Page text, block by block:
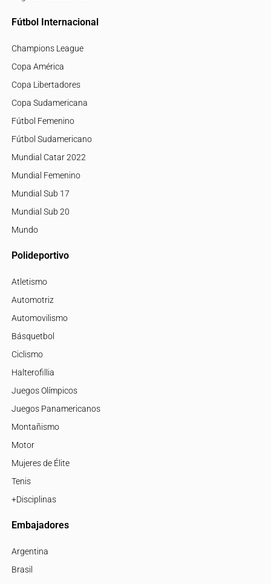
Fútbol Internacional
Champions League
Copa América
Copa Libertadores
Copa Sudamericana
Fútbol Femenino
Fútbol Sudamericano
Mundial Catar 2022
Mundial Femenino
Mundial Sub 17
Mundial Sub 20
Mundo
Polideportivo
Atletismo
Automotriz
Automovilismo
Básquetbol
Ciclismo
Halterofillia
Juegos Olímpicos
Juegos Panamericanos
Montañismo
Motor
Mujeres de Élite
Tenis
+Disciplinas
Embajadores
Argentina
Brasil